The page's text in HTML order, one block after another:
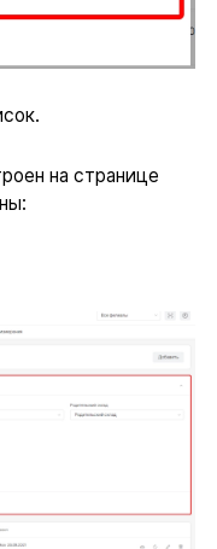
на странице